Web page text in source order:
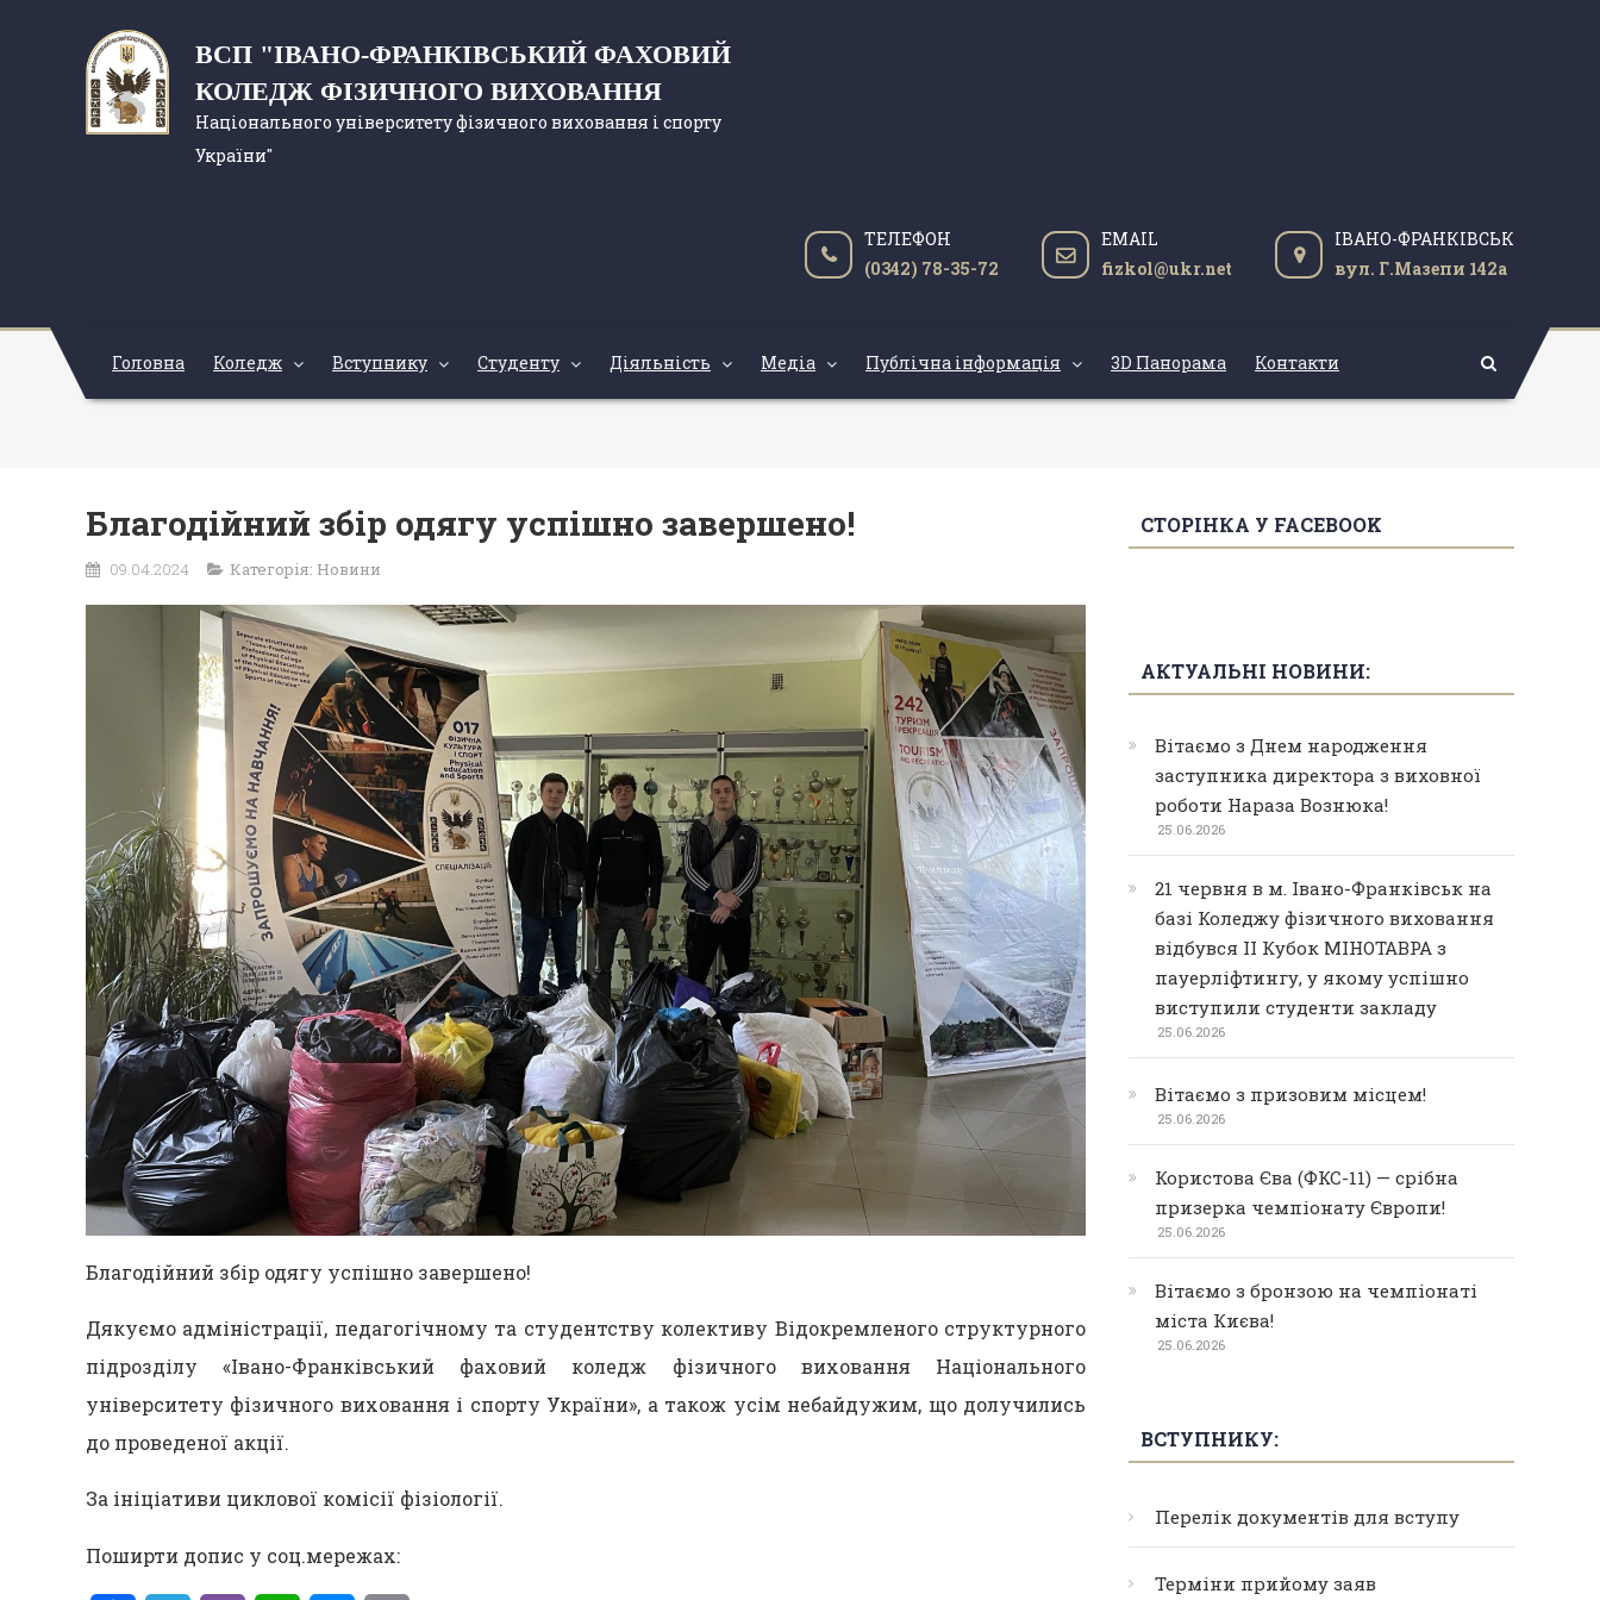
ВСП "ІВАНО-ФРАНКІВСЬКИЙ ФАХОВИЙ
КОЛЕДЖ ФІЗИЧНОГО ВИХОВАННЯ
Національного університету фізичного виховання і спорту
України"
ТЕЛЕФОН
(0342) 78-35-72
EMAIL
fizkol@ukr.net
ІВАНО-ФРАНКІВСЬК
вул. Г.Мазепи 142а
Головна Коледж Вступнику Студенту Діяльність Медіа Публічна інформація 3D Панорама Контакти
Благодійний збір одягу успішно завершено!
09.04.2024 Категорія: Новини
Благодійний збір одягу успішно завершено!
Дякуємо адміністрації, педагогічному та студентству колективу Відокремленого структурного
підрозділу «Івано-Франківський фаховий коледж фізичного виховання Національного
університету фізичного виховання і спорту України», а також усім небайдужим, що долучились
до проведеної акції.
За ініціативи циклової комісії фізіології.
Поширти допис у соц.мережах:
СТОРІНКА У FACEBOOK
АКТУАЛЬНІ НОВИНИ:
Вітаємо з Днем народження
заступника директора з виховної
роботи Нараза Вознюка!
25.06.2026
21 червня в м. Івано-Франківськ на
базі Коледжу фізичного виховання
відбувся ІІ Кубок МІНОТАВРА з
пауерліфтингу, у якому успішно
виступили студенти закладу
25.06.2026
Вітаємо з призовим місцем!
25.06.2026
Користова Єва (ФКС-11) — срібна
призерка чемпіонату Європи!
25.06.2026
Вітаємо з бронзою на чемпіонаті
міста Києва!
25.06.2026
ВСТУПНИКУ:
Перелік документів для вступу
Терміни прийому заяв